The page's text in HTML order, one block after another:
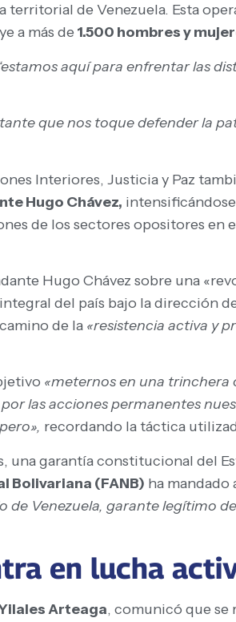
territorial de Venezuela. Esta
a más de 1.500 hombres y
aquí para enfrentar las
que nos toque defender la
Interiores, Justicia y Paz
Hugo Chávez,
de los sectores opositores en
Hugo Chávez sobre una
del país bajo la dirección
de la «resistencia activa y
«meternos en una trinchera
las acciones permanentes
recordando la táctica
garantía constitucional del
Bolivariana (FANB) ha mandado
de Venezuela, garante legítimo
en lucha
Arteaga, comunicó que se